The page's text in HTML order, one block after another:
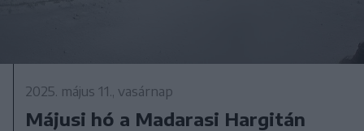
2025. május 11., vasárnap
Májusi hó a Madarasi Hargitán